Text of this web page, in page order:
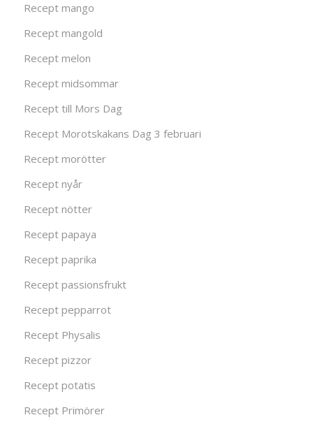
Recept mango
Recept mangold
Recept melon
Recept midsommar
Recept till Mors Dag
Recept Morotskakans Dag 3 februari
Recept morötter
Recept nyår
Recept nötter
Recept papaya
Recept paprika
Recept passionsfrukt
Recept pepparrot
Recept Physalis
Recept pizzor
Recept potatis
Recept Primörer